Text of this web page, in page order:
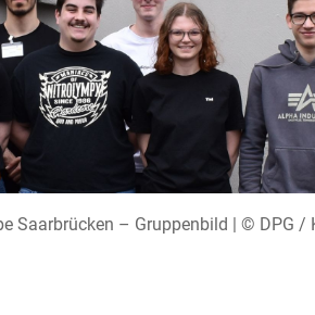
Saarbrücken – Gruppenbild | © DPG /